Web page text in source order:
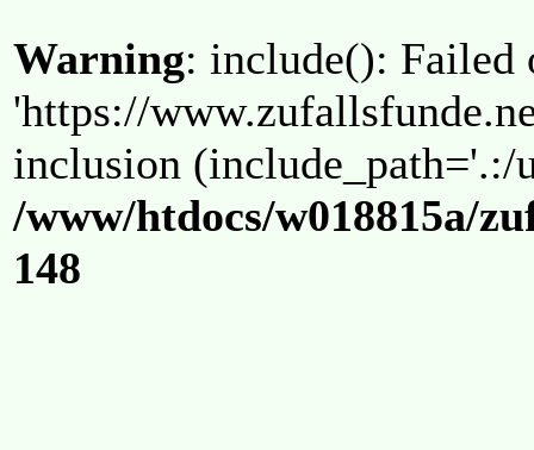
Warning: include(): Failed
'https://
inclusion (include_path='.:/
/www/htdocs/w018815a/
148